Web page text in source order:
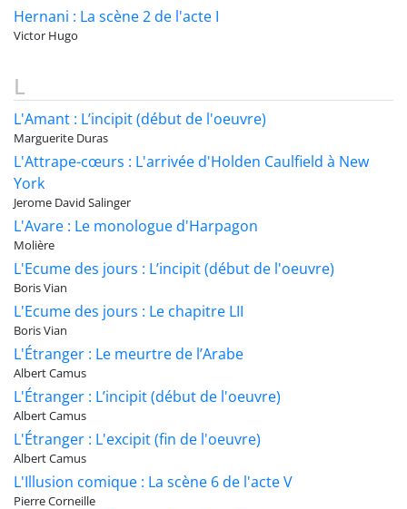
Hernani : La scène 2 de l'acte I
Victor Hugo
L
L'Amant : L’incipit (début de l'oeuvre)
Marguerite Duras
L'Attrape-cœurs : L'arrivée d'Holden Caulfield à New
York
Jerome David Salinger
L'Avare : Le monologue d'Harpagon
Molière
L'Ecume des jours : L’incipit (début de l'oeuvre)
Boris Vian
L'Ecume des jours : Le chapitre LII
Boris Vian
L'Étranger : Le meurtre de l’Arabe
Albert Camus
L'Étranger : L’incipit (début de l'oeuvre)
Albert Camus
L'Étranger : L'excipit (fin de l'oeuvre)
Albert Camus
L'Illusion comique : La scène 6 de l'acte V
Pierre Corneille